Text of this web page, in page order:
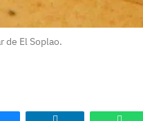
de El Soplao.